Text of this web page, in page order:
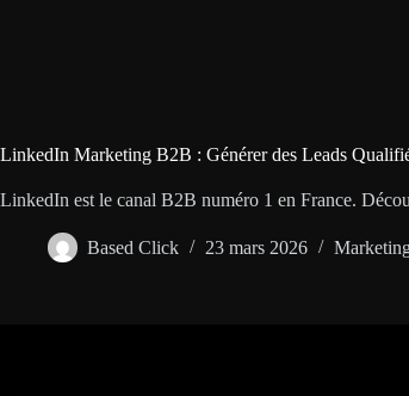
LinkedIn Marketing B2B : Générer des Leads
LinkedIn est le canal B2B numéro 1 en France.
Based Click 23 mars 2026